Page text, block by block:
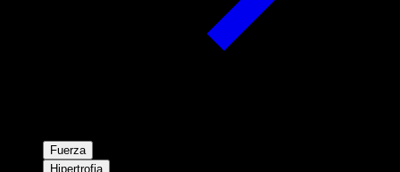
Fuerza
Hipertrofia